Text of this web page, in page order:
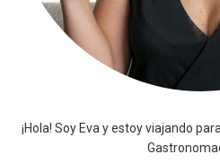
¡Hola! Soy Eva y estoy viajando